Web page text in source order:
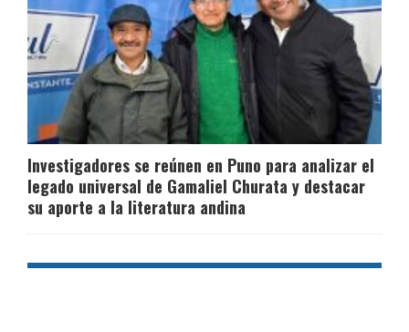
Investigadores se reúnen en Puno para analizar el
legado universal de Gamaliel Churata y destacar
su aporte a la literatura andina